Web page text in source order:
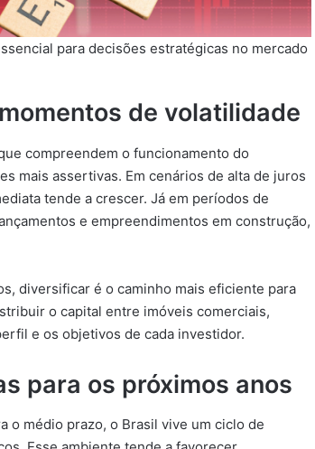
para decisões estratégicas no mercado
de volatilidade
compreendem o funcionamento do
mais assertivas. Em cenários de alta de juros
tende a crescer. Já em períodos de
e empreendimentos em construção,
diversificar é o caminho mais eficiente para
o capital entre imóveis comerciais,
e os objetivos de cada investidor.
para os próximos anos
o médio prazo, o Brasil vive um ciclo de